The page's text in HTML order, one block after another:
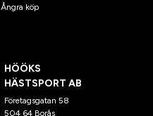
Ångra köp
HÖÖKS
HÄSTSPORT AB
Företagsgatan 58
504 64 Borås